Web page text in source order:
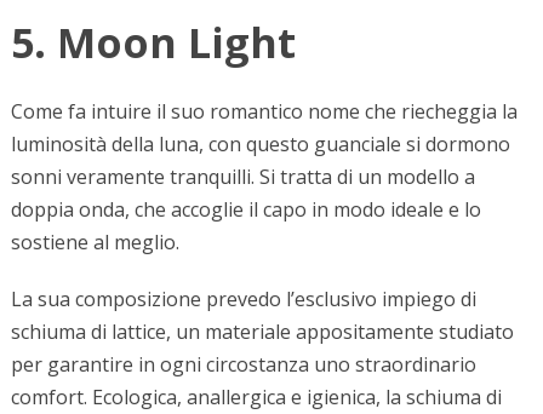
5. Moon Light
Come fa intuire il suo romantico nome che riecheggia la
luminosità della luna, con questo guanciale si dormono
sonni veramente tranquilli. Si tratta di un modello a
doppia onda, che accoglie il capo in modo ideale e lo
sostiene al meglio.
La sua composizione prevedo l’esclusivo impiego di
schiuma di lattice, un materiale appositamente studiato
per garantire in ogni circostanza uno straordinario
comfort. Ecologica, anallergica e igienica, la schiuma di